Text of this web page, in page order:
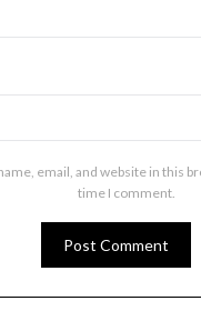
email, and website in this
time I comment.